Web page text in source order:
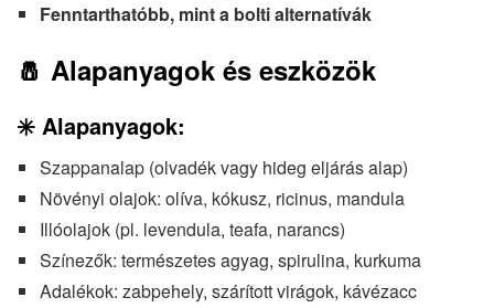
Fenntarthatóbb, mint a bolti alternatívák
🧂 Alapanyagok és eszközök
✳️ Alapanyagok:
Szappanalap (olvadék vagy hideg eljárás alap)
Növényi olajok: olíva, kókusz, ricinus, mandula
Illóolajok (pl. levendula, teafa, narancs)
Színezők: természetes agyag, spirulina, kurkuma
Adalékok: zabpehely, szárított virágok, kávézacc